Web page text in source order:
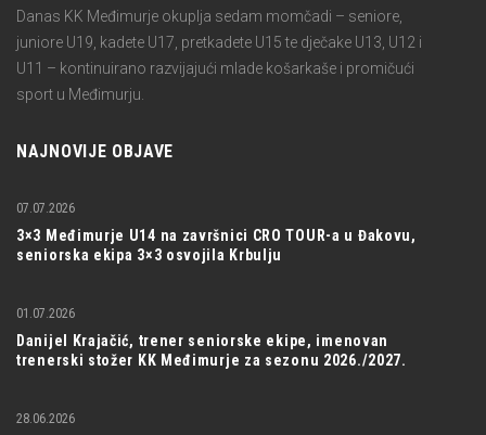
Danas KK Međimurje okuplja sedam momčadi – seniore,
juniore U19, kadete U17, pretkadete U15 te dječake U13, U12 i
U11 – kontinuirano razvijajući mlade košarkaše i promičući
sport u Međimurju.
NAJNOVIJE OBJAVE
3×3 Međimurje U14 na završnici CRO TOUR-a u Đakovu,
seniorska ekipa 3×3 osvojila Krbulju
07.07.2026
Danijel Krajačić, trener seniorske ekipe, imenovan
trenerski stožer KK Međimurje za sezonu 2026./2027.
01.07.2026
28.06.2026